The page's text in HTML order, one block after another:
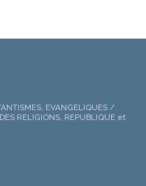
EVANGELIQUES /
RELIGIONS, REPUBLIQUE et